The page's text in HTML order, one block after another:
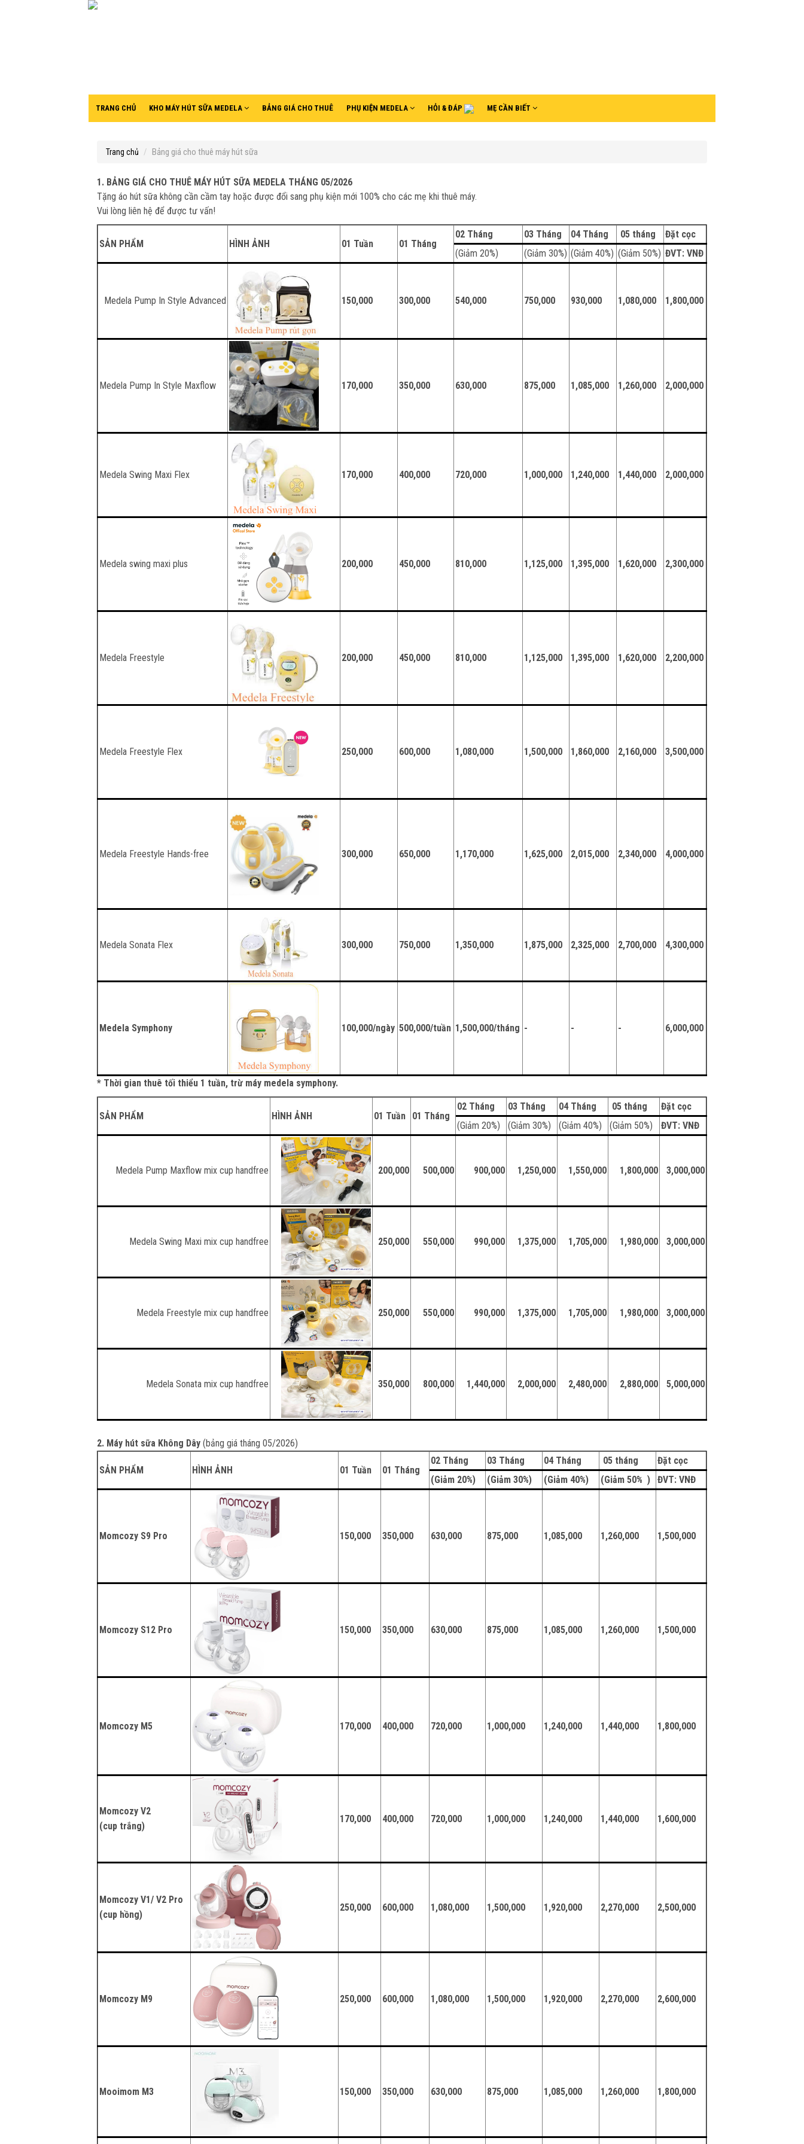
TRANG CHỦ KHO MÁY HÚT SỮA MEDELA BẢNG GIÁ CHO THUÊ PHỤ KIỆN MEDELA HỎI & ĐÁP MẸ CẦN BIẾT
Trang chủ Bảng giá cho thuê máy hút sữa
1. BẢNG GIÁ CHO THUÊ MÁY HÚT SỮA MEDELA THÁNG 05/2026
Tặng áo hút sữa không cần cầm tay hoặc được đổi sang phụ kiện mới 100% cho các mẹ khi thuê máy.
Vui lòng liên hệ để được tư vấn!
SẢN PHẨM HÌNH ẢNH 01 Tuần 01 Tháng
02 Tháng 03 Tháng 04 Tháng 05 tháng
Đặt cọc
(Giảm 20%)
(Giảm 30%) (Giảm 40%) (Giảm 50%) ĐVT: VNĐ
Medela Pump In Style Advanced 150,000 300,000 540,000 750,000 930,000 1,080,000 1,800,000
Medela Pump In Style Maxflow 170,000 350,000 630,000 875,000 1,085,000 1,260,000 2,000,000
Medela Swing Maxi Flex 170,000 400,000 720,000 1,000,000 1,240,000 1,440,000 2,000,000
Medela swing maxi plus 200,000 450,000 810,000 1,125,000 1,395,000 1,620,000 2,300,000
Medela Freestyle 200,000 450,000 810,000 1,125,000 1,395,000 1,620,000 2,200,000
Medela Freestyle Flex 250,000 600,000 1,080,000 1,500,000 1,860,000 2,160,000 3,500,000
Medela Freestyle Hands-free 300,000 650,000 1,170,000 1,625,000 2,015,000 2,340,000 4,000,000
Medela Sonata Flex 300,000 750,000 1,350,000 1,875,000 2,325,000 2,700,000 4,300,000
Medela Symphony 100,000/ngày 500,000/tuần 1,500,000/tháng - - - 6,000,000
* Thời gian thuê tối thiểu 1 tuần, trừ máy medela symphony.
SẢN PHẨM HÌNH ẢNH 01 Tuần 01 Tháng
02 Tháng 03 Tháng 04 Tháng 05 tháng
Đặt cọc
(Giảm 20%)
(Giảm 30%) (Giảm 40%) (Giảm 50%) ĐVT: VNĐ
Medela Pump Maxflow mix cup handfree 200,000 500,000 900,000 1,250,000 1,550,000 1,800,000 3,000,000
Medela Swing Maxi mix cup handfree 250,000 550,000 990,000 1,375,000 1,705,000 1,980,000 3,000,000
Medela Freestyle mix cup handfree 250,000 550,000 990,000 1,375,000 1,705,000 1,980,000 3,000,000
Medela Sonata mix cup handfree 350,000 800,000 1,440,000 2,000,000 2,480,000 2,880,000 5,000,000
2. Máy hút sữa Không Dây (bảng giá tháng 05/2026)
SẢN PHẨM HÌNH ẢNH 01 Tuần 01 Tháng
02 Tháng 03 Tháng 04 Tháng 05 tháng
Đặt cọc
(Giảm 20%)
(Giảm 30%) (Giảm 40%) (Giảm 50% ) ĐVT: VNĐ
Momcozy S9 Pro 150,000 350,000 630,000 875,000 1,085,000 1,260,000 1,500,000
Momcozy S12 Pro 150,000 350,000 630,000 875,000 1,085,000 1,260,000 1,500,000
Momcozy M5 170,000 400,000 720,000 1,000,000 1,240,000 1,440,000 1,800,000
Momcozy V2
(cup trắng)
170,000 400,000 720,000 1,000,000 1,240,000 1,440,000 1,600,000
Momcozy V1/ V2 Pro
(cup hồng)
250,000 600,000 1,080,000 1,500,000 1,920,000 2,270,000 2,500,000
Momcozy M9 250,000 600,000 1,080,000 1,500,000 1,920,000 2,270,000 2,600,000
Mooimom M3 150,000 350,000 630,000 875,000 1,085,000 1,260,000 1,800,000